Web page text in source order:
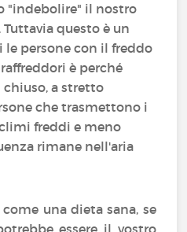
"indebolire" il nostro
questo è un
le persone con il freddo
è perché
a stretto
che trasmettono i
freddi e meno
rimane nell'aria
come una dieta sana, se
essere il vostro